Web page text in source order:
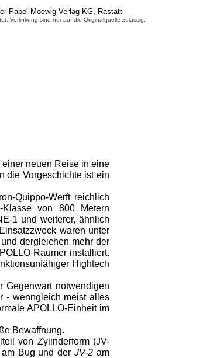
Pabel-Moewig Verlag KG, Rastatt
Verlinkung sind nur auf die Originalquelle zulässig.
neuen Reise in eine
die Vorgeschichte ist ein
Quippo-Werft reichlich
von 800 Metern
1 und weiterer, ähnlich
waren unter
dergleichen mehr der
Raumer installiert.
Hightech
Gegenwart notwendigen
- wenngleich meist alles
APOLLO-Einheit im
Bewaffnung.
von Zylinderform (JV-
am Bug und derJV-2 am